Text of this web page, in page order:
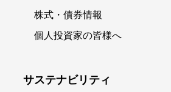
株式・債券情報
個人投資家の皆様へ
サステナビリティ